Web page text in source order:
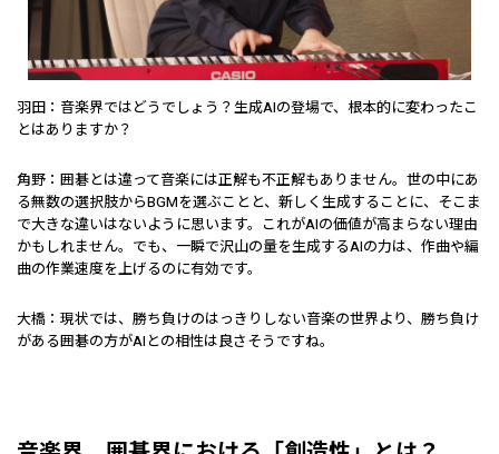
羽田：音楽界ではどうでしょう？生成AIの登場で、根本的に変わったこ
とはありますか？
角野：囲碁とは違って音楽には正解も不正解もありません。世の中にあ
る無数の選択肢からBGMを選ぶことと、新しく生成することに、そこま
で大きな違いはないように思います。これがAIの価値が高まらない理由
かもしれません。でも、一瞬で沢山の量を生成するAIの力は、作曲や編
曲の作業速度を上げるのに有効です。
大橋：現状では、勝ち負けのはっきりしない音楽の世界より、勝ち負け
がある囲碁の方がAIとの相性は良さそうですね。